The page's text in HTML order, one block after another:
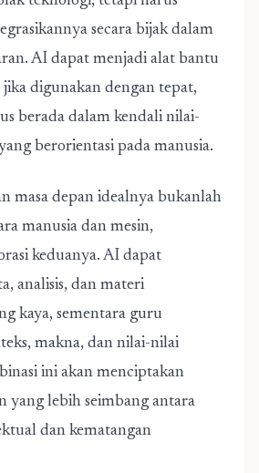
secara bijak dalam
AI dapat menjadi alat bantu
digunakan dengan tepat,
berada dalam kendali nilai-
berorientasi pada manusia.
masa depan idealnya bukanlah
manusia dan mesin,
keduanya. AI dapat
analisis, dan materi
kaya, sementara guru
makna, dan nilai-nilai
ini akan menciptakan
yang lebih seimbang antara
dan kematangan